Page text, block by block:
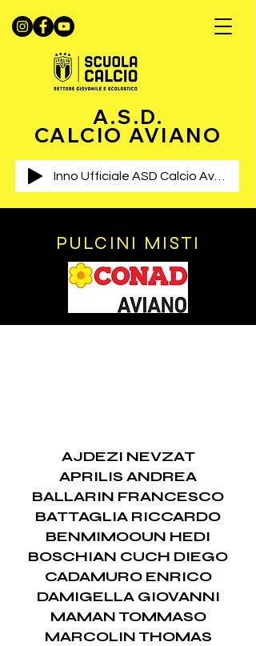
A.S.D.
CALCIO AVIANO
PULCINI MISTI
AJDEZI NEVZAT
APRILIS ANDREA
BALLARIN FRANCESCO
BATTAGLIA RICCARDO
BENMIMOOUN HEDI
BOSCHIAN CUCH DIEGO
CADAMURO ENRICO
DAMIGELLA GIOVANNI
MAMAN TOMMASO
MARCOLIN THOMAS